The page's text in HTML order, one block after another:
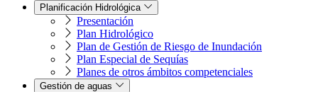
Planificación Hidrológica
Presentación
Plan Hidrológico
Plan de Gestión de Riesgo de Inundación
Plan Especial de Sequías
Planes de otros ámbitos competenciales
Gestión de aguas